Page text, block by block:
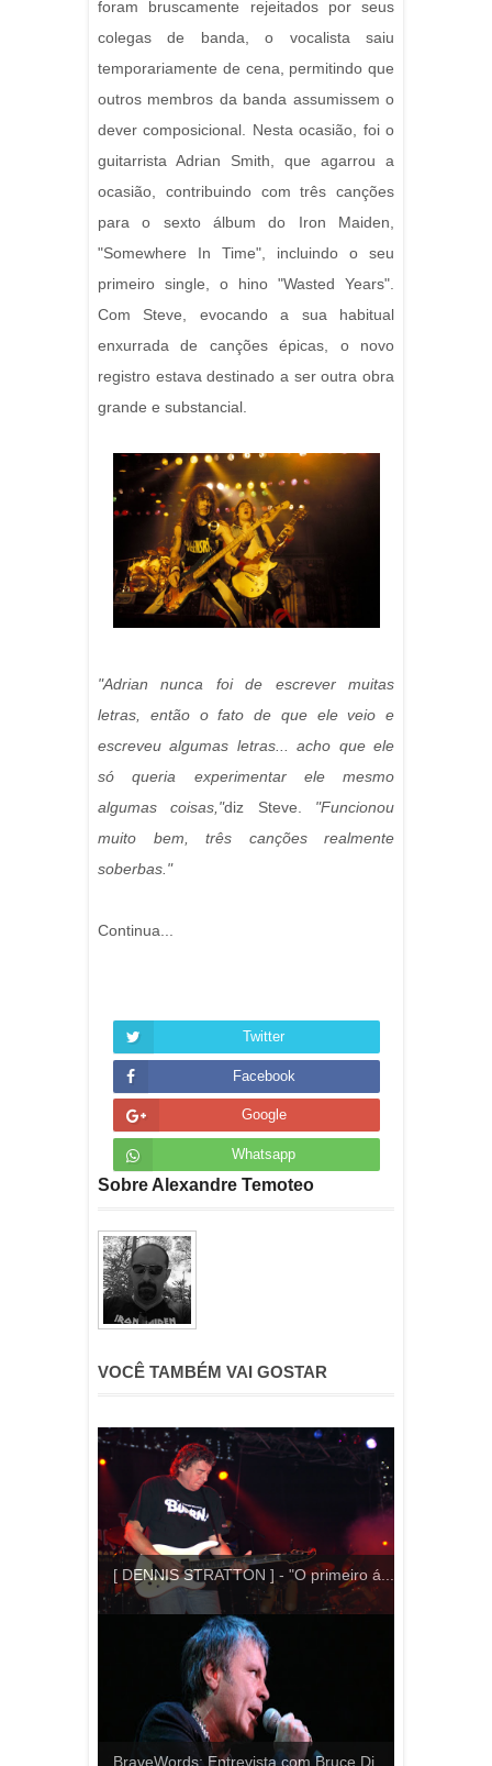
foram bruscamente rejeitados por seus
colegas de banda, o vocalista saiu
temporariamente de cena, permitindo que
outros membros da banda assumissem o
dever composicional. Nesta ocasião, foi o
guitarrista Adrian Smith, que agarrou a
ocasião, contribuindo com três canções
para o sexto álbum do Iron Maiden,
"Somewhere In Time", incluindo o seu
primeiro single, o hino "Wasted Years".
Com Steve, evocando a sua habitual
enxurrada de canções épicas, o novo
registro estava destinado a ser outra obra
grande e substancial.
"Adrian nunca foi de escrever muitas
letras, então o fato de que ele veio e
escreveu algumas letras... acho que ele
só queria experimentar ele mesmo
algumas coisas,"diz Steve. "Funcionou
muito bem, três canções realmente
soberbas."
Continua...
Twitter
Facebook
Google
Whatsapp
Sobre Alexandre Temoteo
VOCÊ TAMBÉM VAI GOSTAR
[ DENNIS STRATTON ] - "O primeiro á...
BraveWords: Entrevista com Bruce Di...